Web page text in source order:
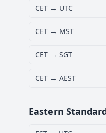
CET → UTC
CET → MST
CET → SGT
CET → AEST
Eastern